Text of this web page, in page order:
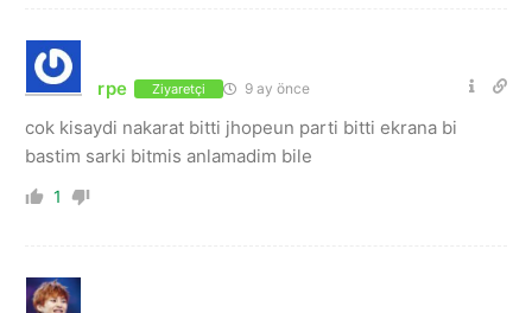
rpe Ziyaretçi 9 ay önce
cok kisaydi nakarat bitti jhopeun parti bitti ekrana bi
bastim sarki bitmis anlamadim bile
1